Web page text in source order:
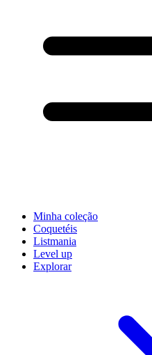
Minha coleção
Coquetéis
Listmania
Level up
Explorar